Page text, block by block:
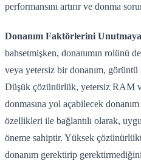
performansını artırır ve donma
Donanım Faktörlerini
bahsetmişken, donanımın rolünü
veya yetersiz bir donanım,
Düşük çözünürlük, yetersiz RAM
donmasına yol açabilecek
özellikleri ile bağlantılı olarak,
öneme sahiptir. Yüksek
donanım gerektirip